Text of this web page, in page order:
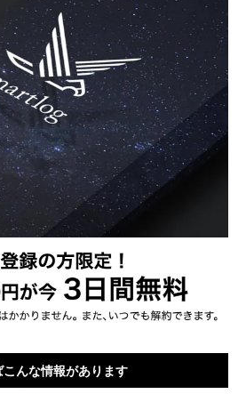
んな情報があります